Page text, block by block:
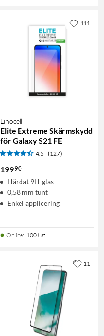
Linocell
Elite Extreme Skärmskydd
för Galaxy S21 FE
4.5 (127)
19990
Härdat 9H-glas
0,58 mm tunt
Enkel applicering
Online: 100+ st
111
11